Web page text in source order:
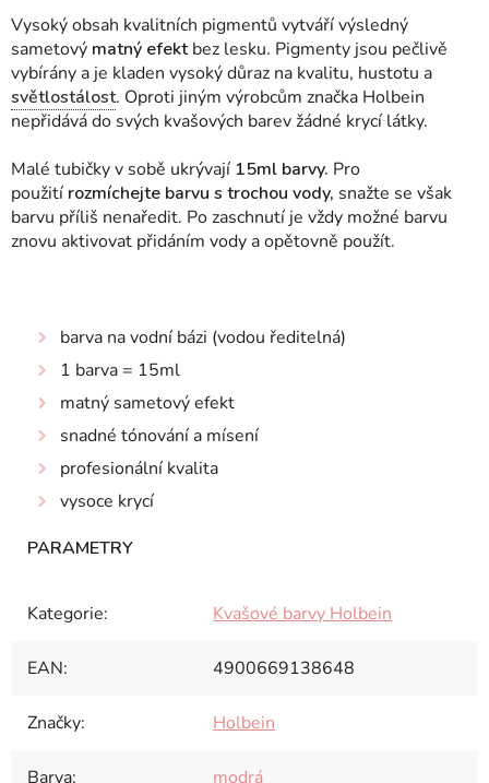
Vysoký obsah kvalitních pigmentů vytváří výsledný
sametový matný efektbez lesku. Pigmenty jsou pečlivě
vybírány a je kladen vysoký důraz na kvalitu, hustotu a
světlostálost. Oproti jiným výrobcům značka Holbein
nepřidává do svých kvašových barev žádné krycí látky.
Malé tubičky v sobě ukrývají 15ml barvy. Pro
použití rozmíchejte barvu s trochou vody, snažte se však
barvu příliš nenaředit. Po zaschnutí je vždy možné barvu
znovu aktivovat přidáním vody a opětovně použít.
barva na vodní bázi (vodou ředitelná)
1 barva = 15ml
matný sametový efekt
snadné tónování a mísení
profesionální kvalita
vysoce krycí
Kategorie: Kvašové barvy Holbein
EAN: 4900669138648
Značky: Holbein
Barva: modrá